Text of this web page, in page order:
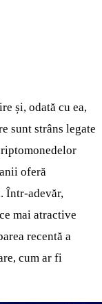
și, odată cu ea,
sunt strâns legate
oferă
Într-adevăr,
mai atractive
recentă a
cum ar fi